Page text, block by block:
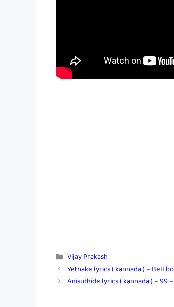
Categories
Vijay Prakash
Yethake lyrics ( kannada ) – Bell
Anisuthide lyrics ( kannada ) – 99